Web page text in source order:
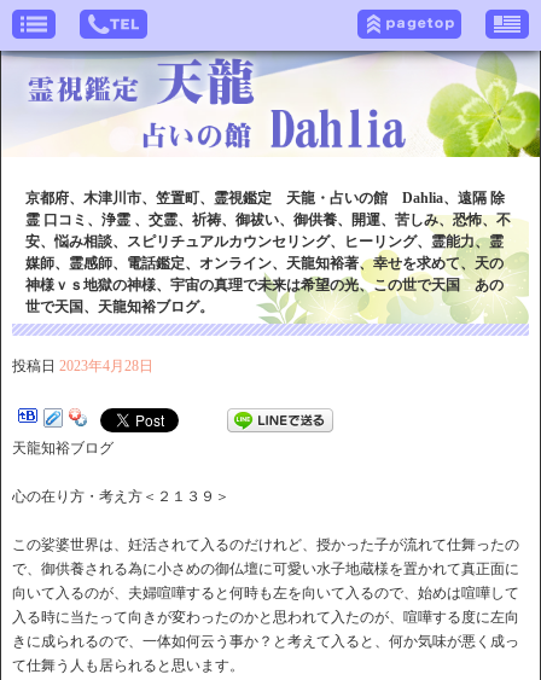
京都府、木津川市、笠置町、霊視鑑定 天龍・占いの館 Dahlia、遠隔 除
霊 口コミ、浄霊 、交霊、祈祷、御祓い、御供養、開運、苦しみ、恐怖、不
安、悩み相談、スピリチュアルカウンセリング、ヒーリング、霊能力、霊
媒師、霊感師、電話鑑定、オンライン、天龍知裕著、幸せを求めて、天の
神様ｖｓ地獄の神様、宇宙の真理で未来は希望の光、この世で天国 あの
世で天国、天龍知裕ブログ。
投稿日 2023年4月28日
天龍知裕ブログ
心の在り方・考え方＜２１３９＞
この娑婆世界は、妊活されて入るのだけれど、授かった子が流れて仕舞ったの
で、御供養される為に小さめの御仏壇に可愛い水子地蔵様を置かれて真正面に
向いて入るのが、夫婦喧嘩すると何時も左を向いて入るので、始めは喧嘩して
入る時に当たって向きが変わったのかと思われて入たのが、喧嘩する度に左向
きに成られるので、一体如何云う事か？と考えて入ると、何か気味が悪く成っ
て仕舞う人も居られると思います。